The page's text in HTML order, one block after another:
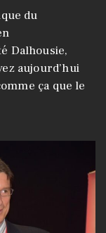
du
Dalhousie,
aujourd’hui
ça que le